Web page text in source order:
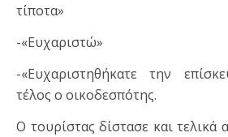
τίποτα»
-«Ευχαριστώ»
-«Ευχαριστηθήκατε την
τέλος ο οικοδεσπότης.
Ο τουρίστας δίστασε και τελικά